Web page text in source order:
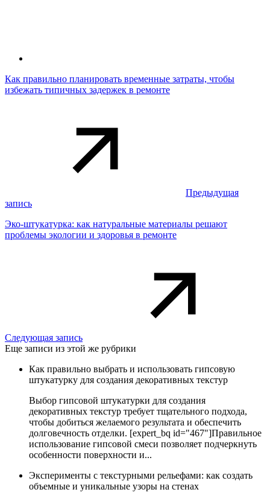
Как правильно планировать временные затраты, чтобы
избежать типичных задержек в ремонте
Предыдущая
запись
Эко-штукатурка: как натуральные материалы решают
проблемы экологии и здоровья в ремонте
Следующая запись
Еще записи из этой же рубрики
Как правильно выбрать и использовать гипсовую
штукатурку для создания декоративных текстур
Выбор гипсовой штукатурки для создания
декоративных текстур требует тщательного подхода,
чтобы добиться желаемого результата и обеспечить
долговечность отделки. [expert_bq id="467"]Правильное
использование гипсовой смеси позволяет подчеркнуть
особенности поверхности и...
Эксперименты с текстурными рельефами: как создать
объемные и уникальные узоры на стенах